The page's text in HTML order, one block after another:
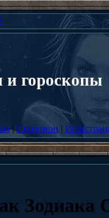
и гороскопы
|Скорпион |
Зодиака